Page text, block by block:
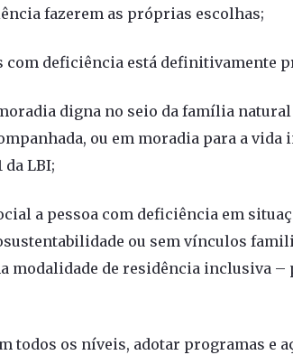
fazerem as próprias escolhas;
com deficiência está definitivamente
digna no seio da família
ou em moradia para a vida
LBI;
a pessoa com deficiência em
ou sem vínculos
de residência inclusiva –
todos os níveis, adotar programas e